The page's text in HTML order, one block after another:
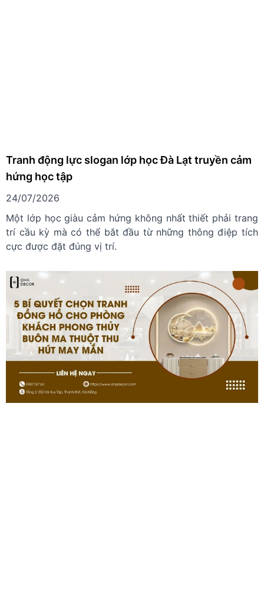
Tranh động lực slogan lớp học Đà Lạt truyền cảm
hứng học tập
24/07/2026
Một lớp học giàu cảm hứng không nhất thiết phải trang
trí cầu kỳ mà có thể bắt đầu từ những thông điệp tích
cực được đặt đúng vị trí.